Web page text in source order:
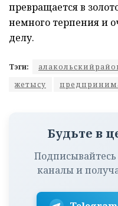
превращается в
немного терпения и
делу.
Тэги:
жетысу
Будьте в
каналы и